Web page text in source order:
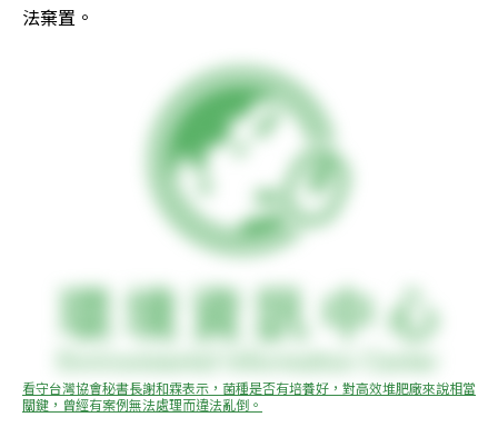
法棄置。
看守台灣協會秘書長謝和霖表示，菌種是否有培養好，對高效堆肥廠來說相當
關鍵，曾經有案例無法處理而違法亂倒。